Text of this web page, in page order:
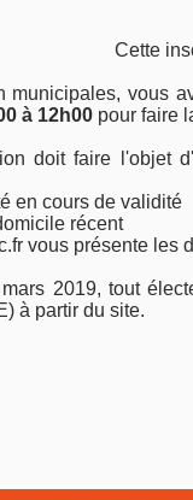
Cette
municipales, vous
à 12h00 pour faire
doit faire l'objet
en cours de validité
récent
vous présente les
2019, tout
à partir du site.